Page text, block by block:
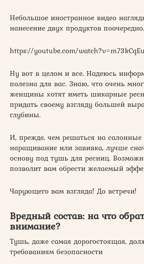
Небольшое иностранное видео
нанесение двух продуктов поочередно.
https://youtube.com/
Ну вот в целом и все. Надеюсь
полезна для вас. Знаю, что очень
женщины хотят иметь шикарные
придать своему взгляду большей
глубины.
И, прежде, чем решаться на салонные
наращивание или завивка, лучше
основу под тушь для ресниц.
позволит вам обрести желаемый
Чарующего вам взгляда! До встречи!
Вредный состав: на что
внимание?
Тушь, даже самая дорогостоящая,
требованиям безопасности